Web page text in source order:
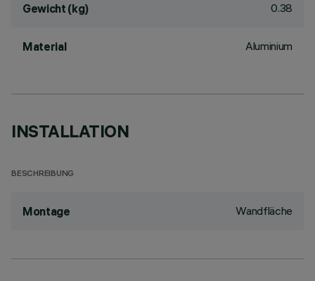
Gewicht (kg) 0.38
Material Aluminium
INSTALLATION
BESCHREIBUNG
Montage Wandfläche